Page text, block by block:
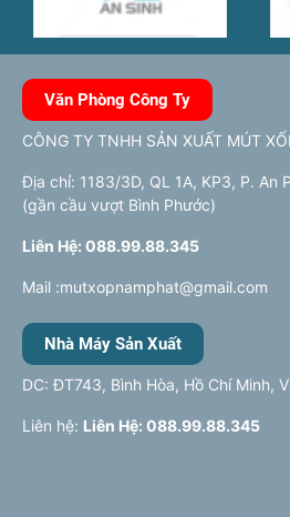
Văn Phòng Công Ty
CÔNG TY TNHH SẢN XUẤT MÚT
Địa chỉ: 1183/3D, QL 1A, KP3, P. An
(gần cầu vượt Bình Phước)
Liên Hệ: 088.99.88.345
Mail :mutxopnamphat@gmail.com
Nhà Máy Sản Xuất
DC: ĐT743, Bình Hòa, Hồ Chí Minh,
Liên hệ: Liên Hệ: 088.99.88.345